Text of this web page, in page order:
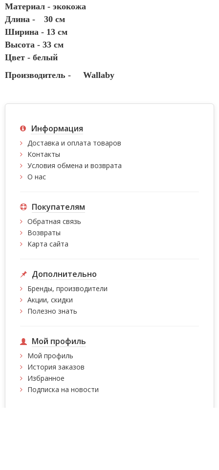
Материал - экокожа
Длина -
30 см
Ширина - 13 см
Высота - 33 см
Цвет - белый
Производитель -
Wallaby
Информация
Доставка и оплата товаров
Контакты
Условия обмена и возврата
О нас
Покупателям
Обратная связь
Возвраты
Карта сайта
Дополнительно
Бренды, производители
Акции, скидки
Полезно знать
Мой профиль
Мой профиль
История заказов
Избранное
Подписка на новости